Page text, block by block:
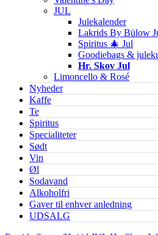
JUL
Julekalender
Lakrids By Bülow
Spiritus 🎄 Jul
Goodiebags &
Hr. Skov Jul
Limoncello & Rosé
Nyheder
Kaffe
Te
Spiritus
Specialiteter
Sødt
Vin
Øl
Sodavand
Alkoholfri
Gaver til enhver anledning
UDSALG